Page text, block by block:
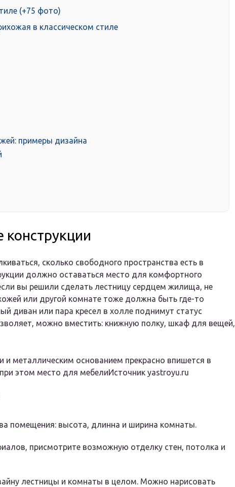
(+75 фото)
в классическом стиле
примеры дизайна
сколько свободного пространства есть в
должно оставаться место для комфортного
вы решили сделать лестницу сердцем жилища, не
или другой комнате тоже должна быть где-то
диван или пара кресел в холле поднимут статус
можно вместить: книжную полку, шкаф для вещей,
металлическим основанием прекрасно впишется в
этом место для мебелиИсточник yastroyu.ru
помещения: высота, длинна и ширина комнаты.
присмотрите возможную отделку стен, потолка и
лестницы и комнаты в целом. Можно нарисовать